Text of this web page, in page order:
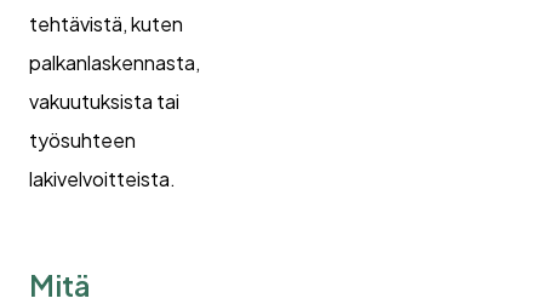
tehtävistä, kuten
palkanlaskennasta,
vakuutuksista tai
työsuhteen
lakivelvoitteista.
Mitä